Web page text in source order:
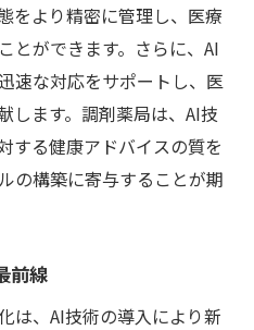
最適化
送戦略
合アプローチ
ン効率化
のための施策
運営
域医療への貢献
上とAIの影響
をより精密に管理し、医療
とができます。さらに、AI
速な対応をサポートし、医
します。調剤薬局は、AI技
する健康アドバイスの質を
の構築に寄与することが期
前線
は、AI技術の導入により新